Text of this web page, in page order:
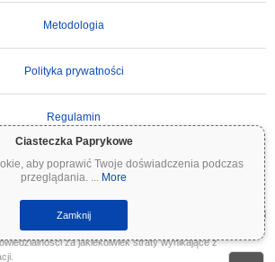
Ciasteczka Paprykowe
aby poprawić Twoje doświadczenia podczas
przeglądania. ... More
Zamknij
Metodologia
Polityka prywatności
Regulamin
są wysoce zmienne i wiążą się ze znacznym
lub całość swojej inwestycji. Wszystkie informacje na
wyłącznie w celach informacyjnych i nie stanowią porady
Zawsze przeprowadzaj własne badania (DYOR) i konsultuj
finansowym przed podjęciem decyzji inwestycyjnych.
za jakiekolwiek straty wynikające z